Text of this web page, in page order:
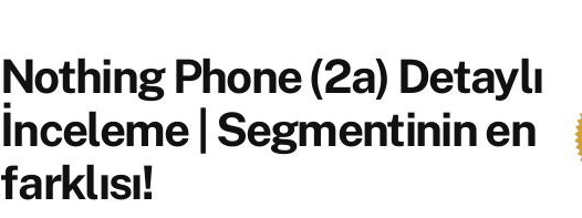
Nothing Phone (2a) Detaylı
İnceleme | Segmentinin en
farklısı!